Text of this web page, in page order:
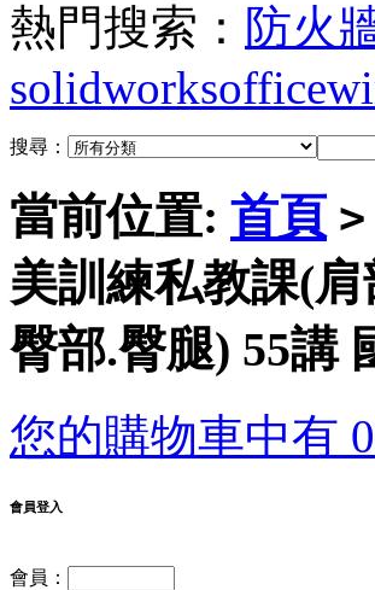
熱門搜索： 防火
solidworksoffice
搜尋：
當前位置: 首頁 >
美訓練私教課(
臀部.臀腿) 55講
您的購物車中有
會員登入
會員：